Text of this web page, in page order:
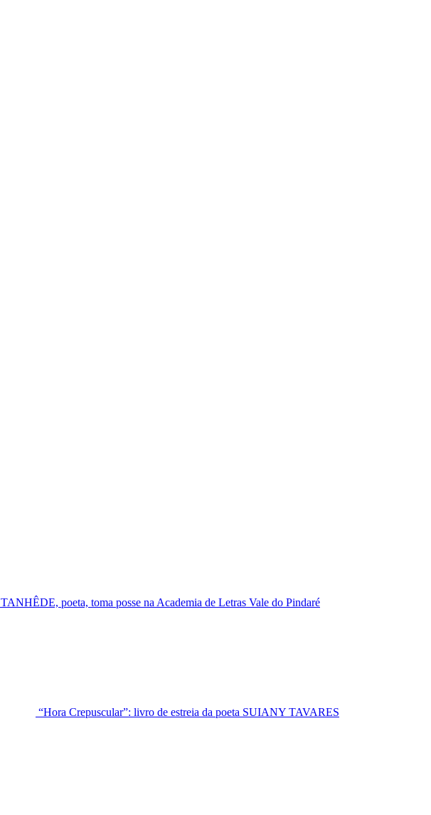
poeta, toma posse na Academia de Letras Vale do Pindaré
“Hora Crepuscular”: livro de estreia da poeta SUIANY TAVARES